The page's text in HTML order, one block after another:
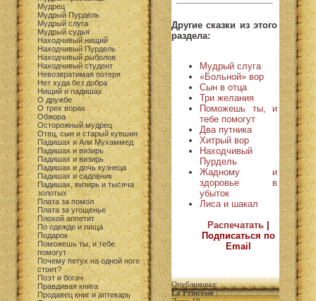
Мудрец
Мудрый Пурдель
Мудрый слуга
Мудрый судья
Находчивый нищий
Находчивый Пурдель
Находчивый рыболов
Находчивый студент
Невозвратимая потеря
Нет худа без добра
Нищий и падишах
О дружбе
О трех ворах
Обжора
Осторожный мудрец
Отец, сын и старый кувшин
Падишах и Али Мухаммед
Падишах и визирь
Падишах и визирь
Падишах и дочь кузнеца
Падишах и садовник
Падишах, визирь и тысяча
золотых
Плата за помол
Плата за угощенье
Плохой аппетит
По одежде и пища
Подарок
Поможешь ты, и тебе
помогут
Почему петух на одной ноге
стоит?
Поэт и богач
Правдивая книга
Продавец книг и аптекарь
Другие сказки из этого
раздела:
Мудрый слуга
«Больной» вор
Сын в отца
Три желания
Поможешь ты, и
тебе помогут
Два путника
Хитрый вор
Находчивый
Пурдель
Жадному и
здоровье в
убыток
Лиса и шакал
Распечатать
Подписаться по
Email
Опубликовал:
La Princesse|